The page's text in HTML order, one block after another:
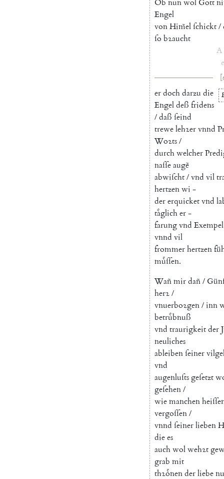
Ob nunwol Gott
Engel
vonHim̃elſchickt/
ſo bꝛaucht
A
erdochdarzu die
Engeldeß fridens
/daß ſeind
trewelehꝛervnnd
Woꝛts/
durchwelcher
naſſeaugẽ
abwiſcht/vnd vil
hertzenwi -
dererquicketvnd
taͤglicher-
farungvnd Exempel
vnnd vil
frommerhertzen
muͤſſen.
Wañmirdañ/
herꝛ/
vnuerboꝛgen/inn
betruͤbnuß
vnd traurigkeitder
neuliches
ableibenſeiner
vnd
augenluſtsgeſetzt
geſehen/
wiemanchen
vergoſſen/
vnnd ſeinerlieben
diees
auchwolwehꝛt
grab mit
thꝛoͤnenderliebe